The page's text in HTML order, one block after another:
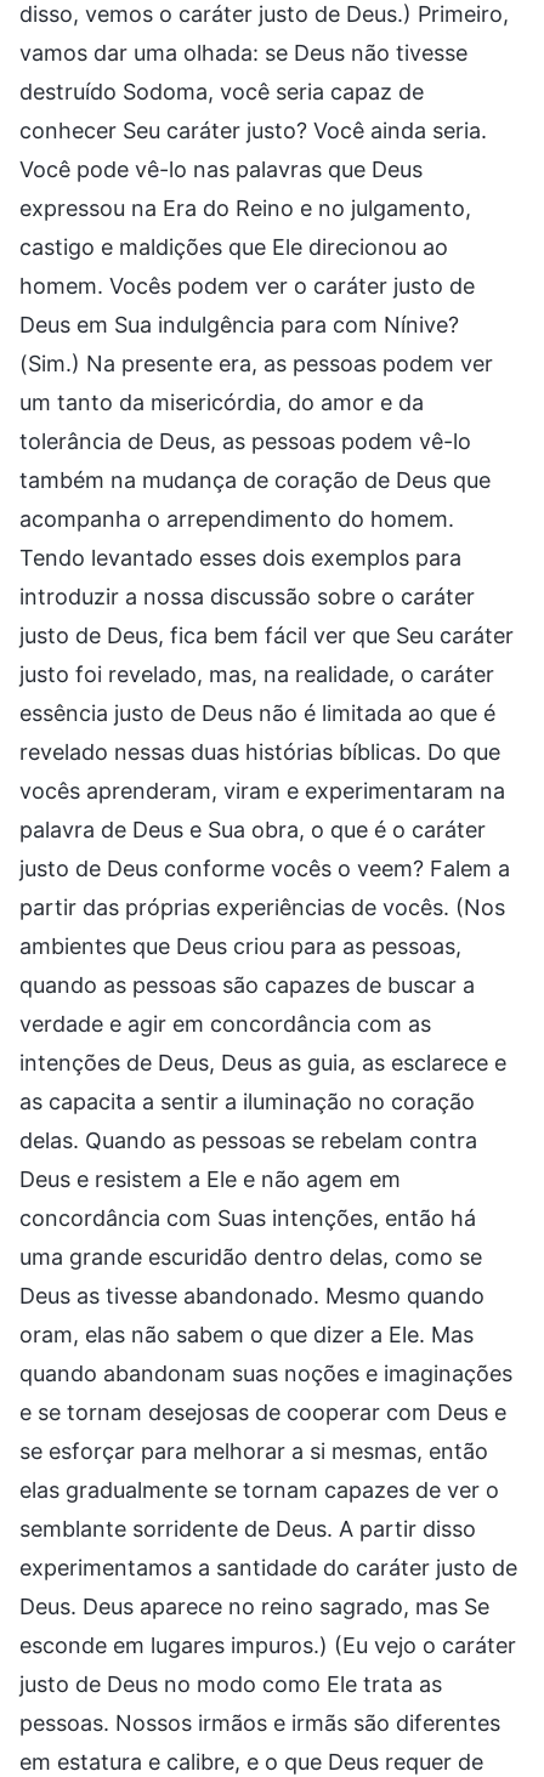
disso, vemos o caráter justo de Deus.) Primeiro,
vamos dar uma olhada: se Deus não tivesse
destruído Sodoma, você seria capaz de
conhecer Seu caráter justo? Você ainda seria.
Você pode vê-lo nas palavras que Deus
expressou na Era do Reino e no julgamento,
castigo e maldições que Ele direcionou ao
homem. Vocês podem ver o caráter justo de
Deus em Sua indulgência para com Nínive?
(Sim.) Na presente era, as pessoas podem ver
um tanto da misericórdia, do amor e da
tolerância de Deus, as pessoas podem vê-lo
também na mudança de coração de Deus que
acompanha o arrependimento do homem.
Tendo levantado esses dois exemplos para
introduzir a nossa discussão sobre o caráter
justo de Deus, fica bem fácil ver que Seu caráter
justo foi revelado, mas, na realidade, o caráter
essência justo de Deus não é limitada ao que é
revelado nessas duas histórias bíblicas. Do que
vocês aprenderam, viram e experimentaram na
palavra de Deus e Sua obra, o que é o caráter
justo de Deus conforme vocês o veem? Falem a
partir das próprias experiências de vocês. (Nos
ambientes que Deus criou para as pessoas,
quando as pessoas são capazes de buscar a
verdade e agir em concordância com as
intenções de Deus, Deus as guia, as esclarece e
as capacita a sentir a iluminação no coração
delas. Quando as pessoas se rebelam contra
Deus e resistem a Ele e não agem em
concordância com Suas intenções, então há
uma grande escuridão dentro delas, como se
Deus as tivesse abandonado. Mesmo quando
oram, elas não sabem o que dizer a Ele. Mas
quando abandonam suas noções e imaginações
e se tornam desejosas de cooperar com Deus e
se esforçar para melhorar a si mesmas, então
elas gradualmente se tornam capazes de ver o
semblante sorridente de Deus. A partir disso
experimentamos a santidade do caráter justo de
Deus. Deus aparece no reino sagrado, mas Se
esconde em lugares impuros.) (Eu vejo o caráter
justo de Deus no modo como Ele trata as
pessoas. Nossos irmãos e irmãs são diferentes
em estatura e calibre, e o que Deus requer de